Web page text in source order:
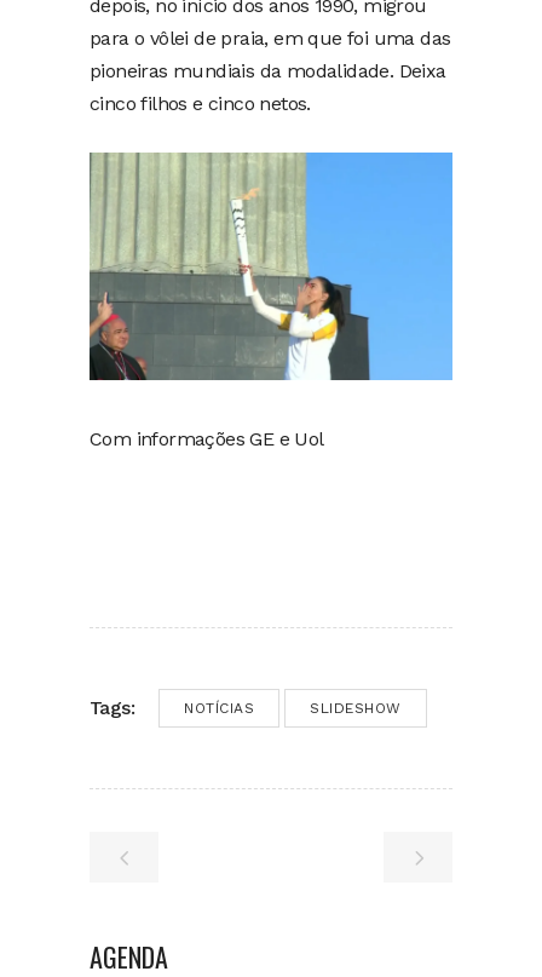
depois, no início dos anos 1990, migrou
para o vôlei de praia, em que foi uma das
pioneiras mundiais da modalidade. Deixa
cinco filhos e cinco netos.
Com informações GE e Uol
Tags: NOTÍCIAS SLIDESHOW
AGENDA